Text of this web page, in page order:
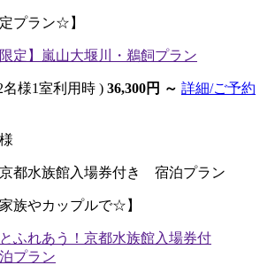
プラン☆】
名様1室利用時 ) 36,300円 ～ 詳細/ご予約
都水族館入場券付き 宿泊プラン
族やカップルで☆】